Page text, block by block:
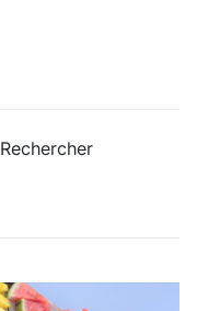
Rechercher